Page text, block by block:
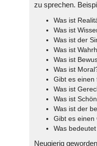
zu sprechen.
Was ist
Was ist
Was ist der
Was ist
Was ist
Was ist
Gibt es einen
Was ist
Was ist
Was ist der
Gibt es einen
Was
Neugierig